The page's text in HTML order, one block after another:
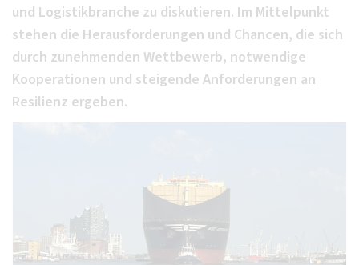
und Logistikbranche zu diskutieren. Im Mittelpunkt
stehen die Herausforderungen und Chancen, die sich
durch zunehmenden Wettbewerb, notwendige
Kooperationen und steigende Anforderungen an
Resilienz ergeben.